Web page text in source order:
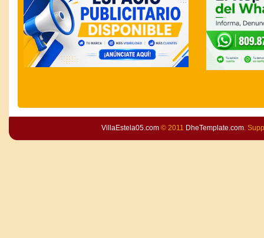
VillaEstela05.com© 2011 DheTemplate.com.